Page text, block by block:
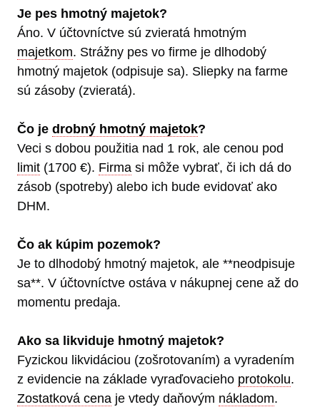
Je pes hmotný majetok?
Áno. V účtovníctve sú zvieratá hmotným
majetkom. Strážny pes vo firme je dlhodobý
hmotný majetok (odpisuje sa). Sliepky na farme
sú zásoby (zvieratá).
Čo je drobný hmotný majetok?
Veci s dobou použitia nad 1 rok, ale cenou pod
limit (1700 €). Firma si môže vybrať, či ich dá do
zásob (spotreby) alebo ich bude evidovať ako
DHM.
Čo ak kúpim pozemok?
Je to dlhodobý hmotný majetok, ale **neodpisuje
sa**. V účtovníctve ostáva v nákupnej cene až do
momentu predaja.
Ako sa likviduje hmotný majetok?
Fyzickou likvidáciou (zošrotovaním) a vyradením
z evidencie na základe vyraďovacieho protokolu.
Zostatková cena je vtedy daňovým nákladom.